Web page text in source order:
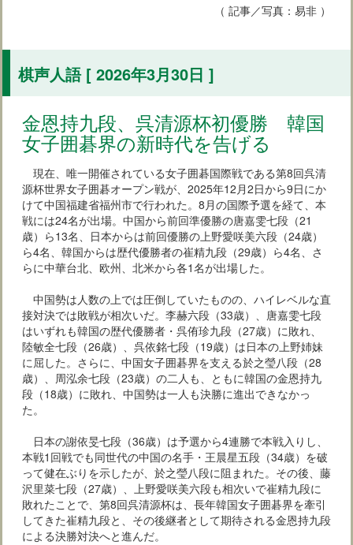
（ 記事／写真：易非 ）
棋声人語 [ 2026年3月30日 ]
金恩持九段、呉清源杯初優勝 韓国
女子囲碁界の新時代を告げる
現在、唯一開催されている女子囲碁国際戦である第8回呉清
源杯世界女子囲碁オープン戦が、2025年12月2日から9日にか
けて中国福建省福州市で行われた。8月の国際予選を経て、本
戦には24名が出場。中国から前回準優勝の唐嘉雯七段（21
歳）ら13名、日本からは前回優勝の上野愛咲美六段（24歳）
ら4名、韓国からは歴代優勝者の崔精九段（29歳）ら4名、さ
らに中華台北、欧州、北米から各1名が出場した。
中国勢は人数の上では圧倒していたものの、ハイレベルな直
接対決では敗戦が相次いだ。李赫六段（33歳）、唐嘉雯七段
はいずれも韓国の歴代優勝者・呉侑珍九段（27歳）に敗れ、
陸敏全七段（26歳）、呉依銘七段（19歳）は日本の上野姉妹
に屈した。さらに、中国女子囲碁界を支える於之瑩八段（28
歳）、周泓余七段（23歳）の二人も、ともに韓国の金恩持九
段（18歳）に敗れ、中国勢は一人も決勝に進出できなかっ
た。
日本の謝依旻七段（36歳）は予選から4連勝で本戦入りし、
本戦1回戦でも同世代の中国の名手・王晨星五段（34歳）を破
って健在ぶりを示したが、於之瑩八段に阻まれた。その後、藤
沢里菜七段（27歳）、上野愛咲美六段も相次いで崔精九段に
敗れたことで、第8回呉清源杯は、長年韓国女子囲碁界を牽引
してきた崔精九段と、その後継者として期待される金恩持九段
による決勝対決へと進んだ。